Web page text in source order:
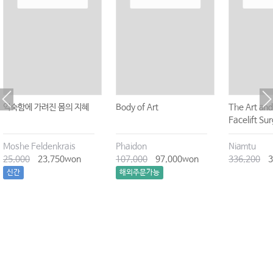
익숙함에 가려진 몸의 지혜
Moshe Feldenkrais
25,000
23,750won
신간
Body of Art
Phaidon
107,000
97,000won
해외주문가능
The Art
Facelift
Niamtu
336,200